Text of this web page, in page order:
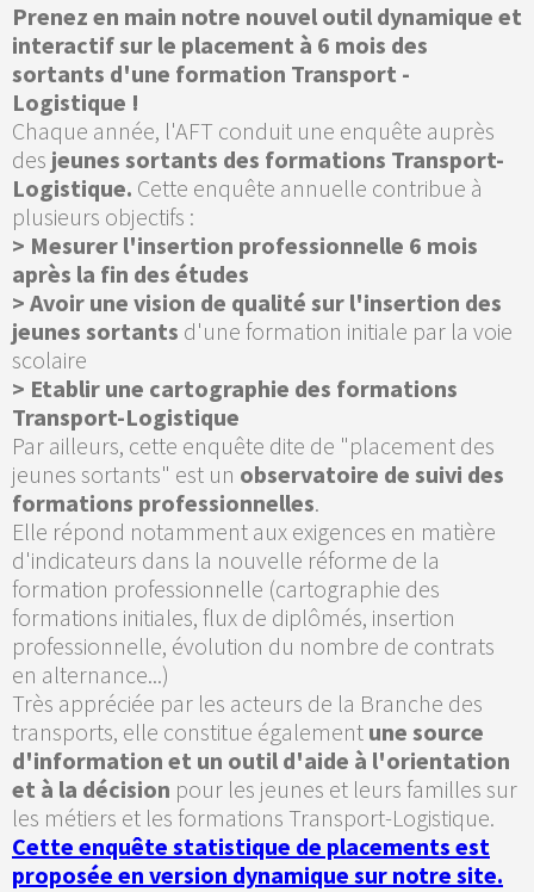
Prenez en main notre nouvel outil dynamique et
interactif sur le placement à 6 mois des
sortants d'une formation Transport -
Logistique !
Chaque année, l'AFT conduit une enquête auprès
des jeunes sortants des formations Transport-
Logistique. Cette enquête annuelle contribue à
plusieurs objectifs :
> Mesurer l'insertion professionnelle 6 mois
après la fin des études
> Avoir une vision de qualité sur l'insertion des
jeunes sortants d'une formation initiale par la voie
scolaire
> Etablir une cartographie des formations
Transport-Logistique
Par ailleurs, cette enquête dite de "placement des
jeunes sortants" est un observatoire de suivi des
formations professionnelles.
Elle répond notamment aux exigences en matière
d'indicateurs dans la nouvelle réforme de la
formation professionnelle (cartographie des
formations initiales, flux de diplômés, insertion
professionnelle, évolution du nombre de contrats
en alternance...)
Très appréciée par les acteurs de la Branche des
transports, elle constitue également une source
d'information et un outil d'aide à l'orientation
et à la décision pour les jeunes et leurs familles sur
les métiers et les formations Transport-Logistique.
Cette enquête statistique de placements est
proposée en version dynamique sur notre site.